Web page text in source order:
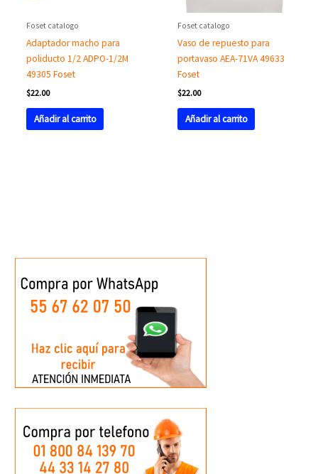
Foset catalogo
Adaptador macho para
poliducto 1/2 ADPO-1/2M
49305 Foset
$22.00
Añadir al carrito
Foset catalogo
Vaso de repuesto para
portavaso AEA-71VA 49633
Foset
$22.00
Añadir al carrito